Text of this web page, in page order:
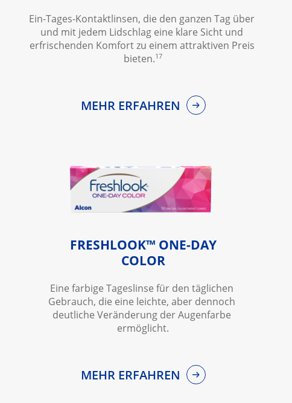
Ein-Tages-Kontaktlinsen, die den ganzen Tag über
und mit jedem Lidschlag eine klare Sicht und
erfrischenden Komfort zu einem attraktiven Preis
bieten.17
MEHR ERFAHREN
FRESHLOOK™ ONE-DAY
COLOR
Eine farbige Tageslinse für den täglichen
Gebrauch, die eine leichte, aber dennoch
deutliche Veränderung der Augenfarbe
ermöglicht.
MEHR ERFAHREN